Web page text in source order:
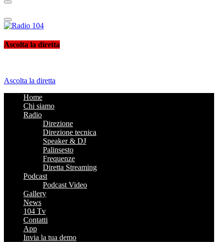
Radio 104
Like It !
Ascolta la diretta
Ascolta la diretta
Home
Chi siamo
Radio
Direzione
Direzione tecnica
Speaker & DJ
Palinsesto
Frequenze
Diretta Streaming
Podcast
Podcast Video
Gallery
News
104 Tv
Contatti
App
Invia la tua demo